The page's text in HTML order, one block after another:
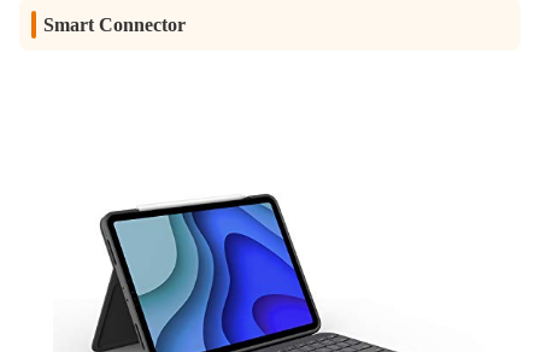
Smart Connector